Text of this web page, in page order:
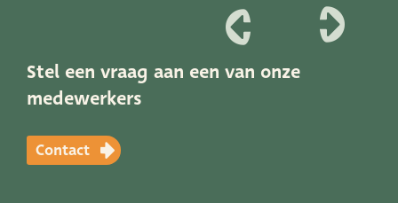
Terima Kasih
XXL-Products
TC Concept
Stel een vraag aan een van onze
medewerkers
Contact